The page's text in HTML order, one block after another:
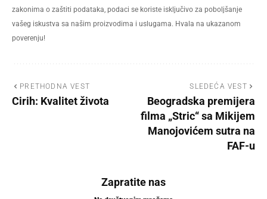
zakonima o zaštiti podataka, podaci se koriste isključivo za poboljšanje
vašeg iskustva sa našim proizvodima i uslugama. Hvala na ukazanom
poverenju!
PRETHODNA VEST
Cirih: Kvalitet života
SLEDEĆA VEST
Beogradska premijera
filma „Stric“ sa Mikijem
Manojovićem sutra na
FAF-u
Zapratite nas